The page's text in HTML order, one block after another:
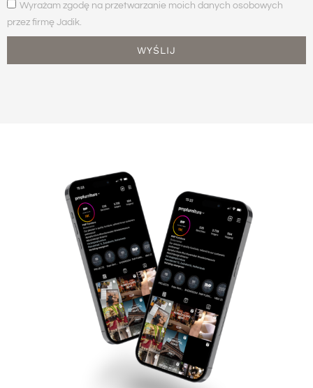
Wyrażam zgodę na przetwarzanie moich danych osobowych
przez firmę Jadik.
WYŚLIJ